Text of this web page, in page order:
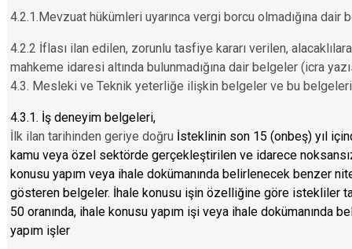
4.2.1.Mevzuat hükümleri uyarınca vergi borcu olmadığına dair
4.2.2 İflası ilan edilen, zorunlu tasfiye kararı verilen,
mahkeme idaresi altında bulunmadığına dair belgeler (icra
4.3. Mesleki ve Teknik yeterliğe ilişkin belgeler ve bu
4.3.1. İş deneyim belgeleri,
İlk ilan tarihinden geriye doğru İsteklinin son 15 (onbeş) yıl
kamu veya özel sektörde gerçekleştirilen ve idarece
konusu yapım veya ihale dokümanında belirlenecek benzer
gösteren belgeler. İhale konusu işin özelliğine göre istekliler
50 oranında, ihale konusu yapım işi veya ihale dokümanında
yapım işler